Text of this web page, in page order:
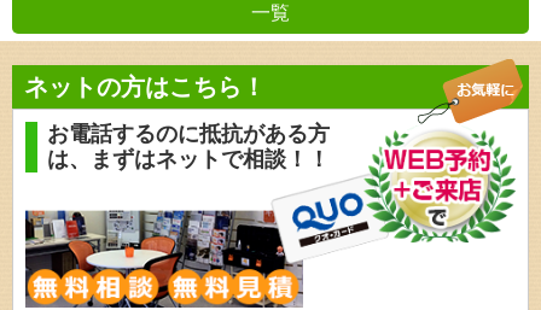
一覧
前の記事
ネットの方はこちら！
お電話するのに抵抗がある方
は、
まずはネットで相談！！